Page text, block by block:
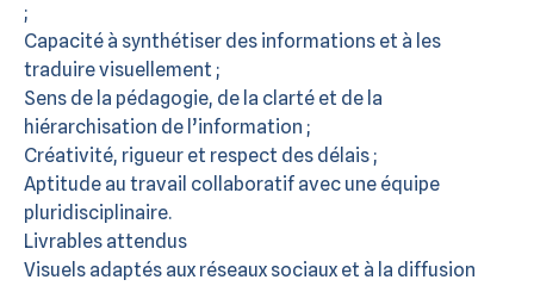
;
Capacité à synthétiser des informations et à les
traduire visuellement ;
Sens de la pédagogie, de la clarté et de la
hiérarchisation de l’information ;
Créativité, rigueur et respect des délais ;
Aptitude au travail collaboratif avec une équipe
pluridisciplinaire.
Livrables attendus
Visuels adaptés aux réseaux sociaux et à la diffusion